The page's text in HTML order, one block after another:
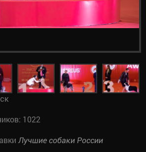
1022
Лучшие собаки России